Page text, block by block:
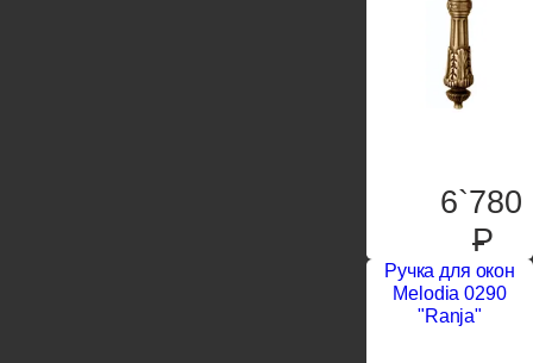
6`780
P
Ручка для окон
Melodia 0290
"Ranja"